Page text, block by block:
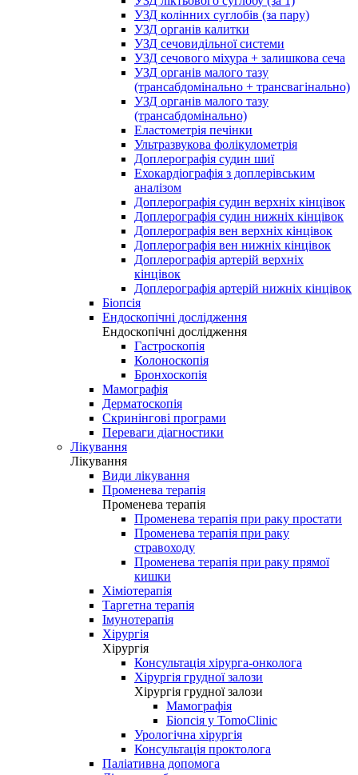
УЗД колінних суглобів (за пару)
УЗД органів калитки
УЗД сечовидільної системи
УЗД сечового міхура + залишкова сеча
УЗД органів малого тазу
(трансабдомінально + трансвагінально)
УЗД органів малого тазу
(трансабдомінально)
Еластометрія печінки
Ультразвукова фолікулометрія
Доплерографія судин шиї
Ехокардіографія з доплерівським
аналізом
Доплерографія судин верхніх кінцівок
Доплерографія судин нижніх кінцівок
Доплерографія вен верхніх кінцівок
Доплерографія вен нижніх кінцівок
Доплерографія артерій верхніх
кінцівок
Доплерографія артерій нижніх кінцівок
Біопсія
Ендоскопічні дослідження
Ендоскопічні дослідження
Гастроскопія
Колоноскопія
Бронхоскопія
Мамографія
Дерматоскопія
Скринінгові програми
Переваги діагностики
Лікування
Лікування
Види лікування
Променева терапія
Променева терапія
Променева терапія при раку простати
Променева терапія при раку
стравоходу
Променева терапія при раку прямої
кишки
Хіміотерапія
Таргетна терапія
Імунотерапія
Хірургія
Хірургія
Консультація хірурга-онколога
Хірургія грудної залози
Хірургія грудної залози
Мамографія
Біопсія у TomoClinic
Урологічна хірургія
Консультація проктолога
Паліативна допомога